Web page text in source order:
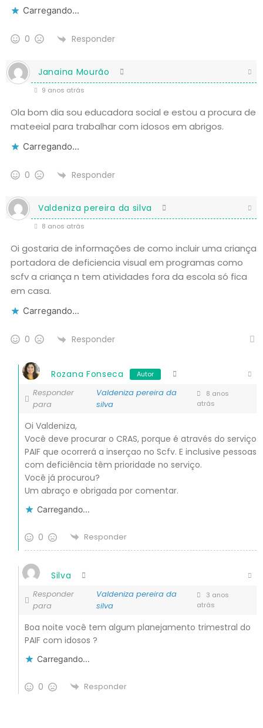
Carregando...
0 Responder
Janaina Mourão
9 anos atrás
Ola bom dia sou educadora social e estou a procura de
mateeial para trabalhar com idosos em abrigos.
Carregando...
0 Responder
Valdeniza pereira da silva
8 anos atrás
Oi gostaria de informações de como incluir uma criança
portadora de deficiencia visual em programas como
scfv a criança n tem atividades fora da escola só fica
em casa.
Carregando...
0 Responder
Rozana Fonseca Autor
Responder
para
Valdeniza pereira da
silva
8 anos
atrás
Oi Valdeniza,
Você deve procurar o CRAS, porque é através do serviço
PAIF que ocorrerá a inserçao no Scfv. E inclusive pessoas
com deficiência têm prioridade no serviço.
Você já procurou?
Um abraço e obrigada por comentar.
Carregando...
0 Responder
Silva
Responder
para
Valdeniza pereira da
silva
3 anos
atrás
Boa noite você tem algum planejamento trimestral do
PAIF com idosos ?
Carregando...
0 Responder